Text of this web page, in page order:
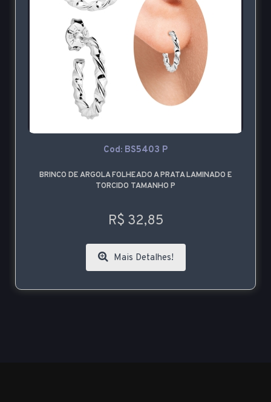
Cod: BS5403 P
BRINCO DE ARGOLA FOLHEADO A PRATA LAMINADO E
TORCIDO TAMANHO P
R$ 32,85
Mais Detalhes!